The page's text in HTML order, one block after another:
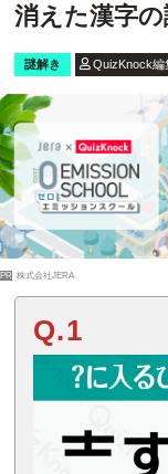
消えた漢字の
謎解き QuizKnock編
PR 株式会社JERA
Q.1